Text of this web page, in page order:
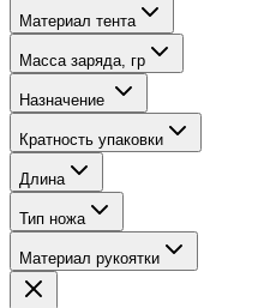
Материал тента
Масса заряда, гр
Назначение
Кратность упаковки
Длина
Тип ножа
Материал рукоятки